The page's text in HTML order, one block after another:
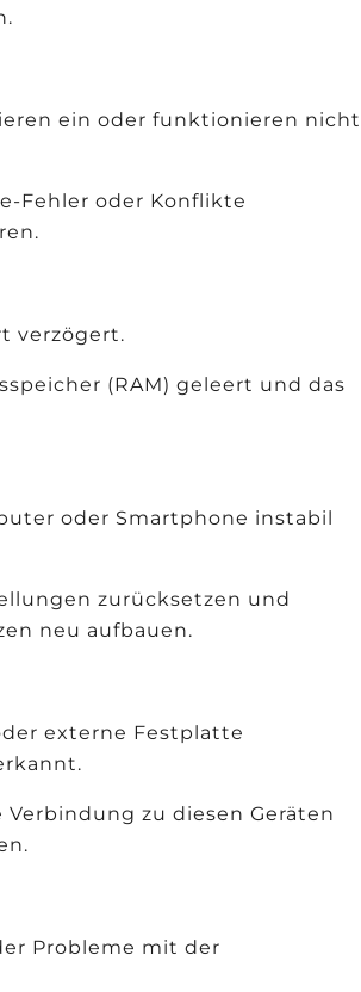
ein oder funktionieren nicht
Fehler oder Konflikte
verzögert.
(RAM) geleert und das
oder Smartphone instabil
zurücksetzen und
neu aufbauen.
externe Festplatte
zu diesen Geräten
Probleme mit der